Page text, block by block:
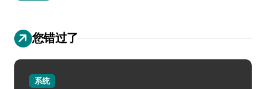
您错过了
系统